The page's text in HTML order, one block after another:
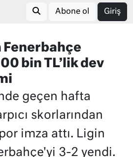
Abone ol Giriş
Fenerbahçe
bin TL’lik dev
geçen hafta
skorlarından
imza attı. Ligin
3-2 yendi.